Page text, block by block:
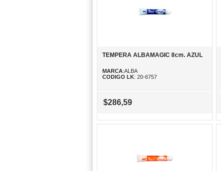
TEMPERA ALBAMAGIC 8cm. AZUL
MARCA:ALBA
CODIGO LK: 20-6757
$286,59